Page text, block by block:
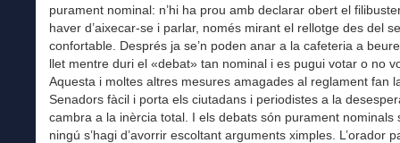
purament nominal: n’hi ha prou amb declarar obert el
haver d’aixecar-se i parlar, només mirant el rellotge des del
confortable. Després ja se’n poden anar a la cafeteria a
llet mentre duri el «debat» tan nominal i es pugui votar o no
Aquesta i moltes altres mesures amagades al reglament fan
Senadors fàcil i porta els ciutadans i periodistes a la
cambra a la inèrcia total. I els debats són purament nominals
ningú s’hagi d’avorrir escoltant arguments ximples. L’orador